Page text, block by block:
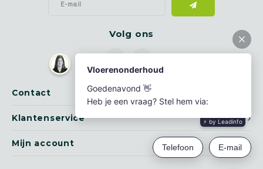
Contact
Volg ons
Klantenservice
Mijn account